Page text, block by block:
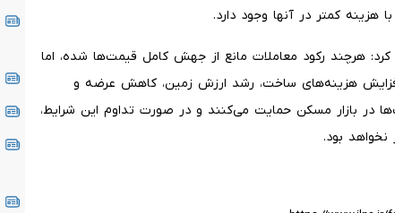
کمتر در آنها وجود دارد.
کرد: هرچند رکود معاملات مانع از جهش کامل قیمت‌ها شده، اما
افزایش هزینه‌های ساخت، رشد ارزش زمین، کاهش عرضه و
در بازار مسکن حمایت می‌کنند و در صورت تداوم این شرایط،
نخواهد بود.